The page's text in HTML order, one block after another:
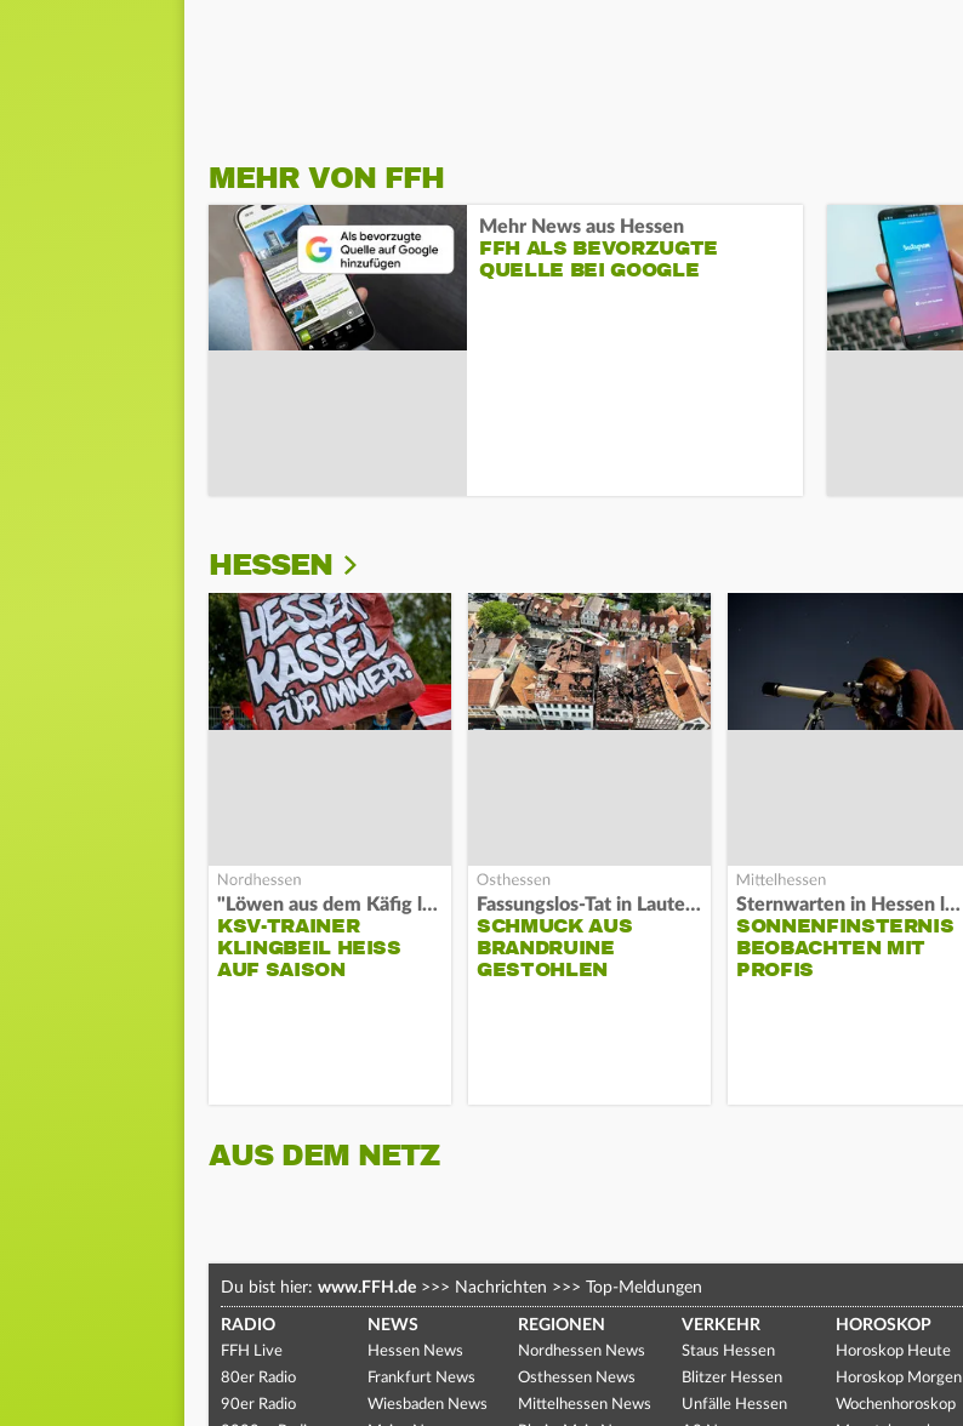
MEHR VON FFH
Mehr News aus Hessen
FFH ALS BEVORZUGTE
QUELLE BEI GOOGLE
HESSEN
"Löwen aus dem Käfig lassen"
KSV-TRAINER
KLINGBEIL HEISS A
UF SAISON
Fassungslos-Tat in Lauterbach
SCHMUCK AUS
BRANDRUINE
GESTOHLEN
Sternwarten in Hessen laden ein
SONNENFINSTERNIS
BEOBACHTEN MIT
PROFIS
AUS DEM NETZ
Du bist hier: www.FFH.de >>> Nachrichten >>> Top-Meldungen
RADIO
FFH Live
80er Radio
90er Radio
NEWS
Hessen News
Frankfurt News
Wiesbaden News
REGIONEN
Nordhessen News
Osthessen News
Mittelhessen News
VERKEHR
Staus Hessen
Blitzer Hessen
Unfälle Hessen
HOROSKOP
Horoskop Heute
Horoskop Morgen
Wochenhoroskop